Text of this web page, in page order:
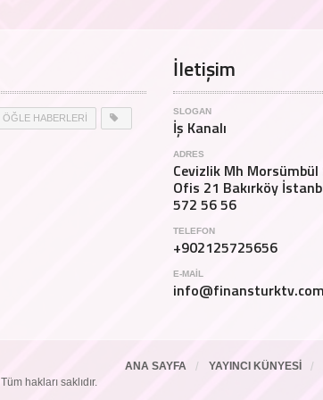
ÖĞLE HABERLERİ
İletişim
SLOGAN
İş Kanalı
ADRES
Cevizlik Mh
Ofis 21 Bakırköy
572 56 56
TELEFON
+902125725656
E-MAIL
info@finansturktv.com
ANA SAYFA YAYINCI KÜNYESI
Tüm hakları saklıdır.